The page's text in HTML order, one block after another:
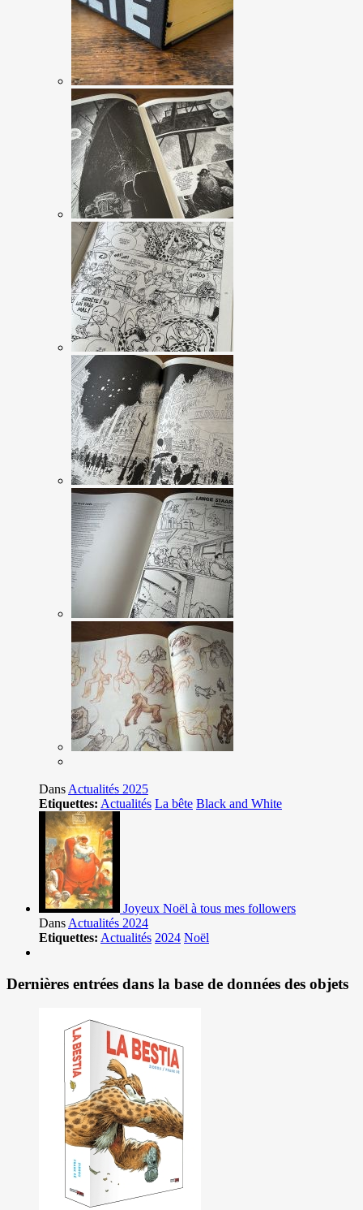
Dans Actualités 2025
Etiquettes: Actualités La bête Black and White
Joyeux Noël à tous mes followers
Dans Actualités 2024
Etiquettes: Actualités 2024 Noël
Dernières entrées dans la base de données des objets